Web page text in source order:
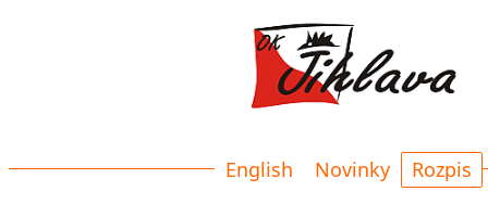
8. -
English Novinky Rozpis